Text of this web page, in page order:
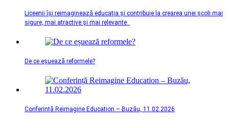
Liceenii își reimaginează educația și contribuie la crearea unei școli mai
sigure, mai atractive și mai relevante
De ce eșuează reformele?
Conferință Reimagine Education – Buzău, 11.02.2026